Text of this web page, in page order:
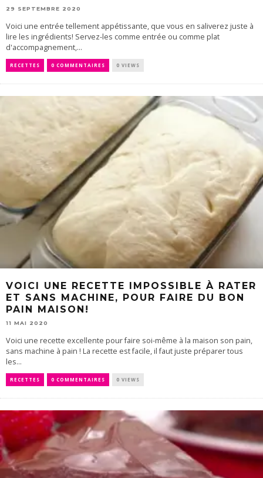
29 SEPTEMBRE 2020
Voici une entrée tellement appétissante, que vous en saliverez juste à
lire les ingrédients! Servez-les comme entrée ou comme plat
d'accompagnement,...
RECETTES 0 COMMENTAIRES 0 VIEWS
VOICI UNE RECETTE IMPOSSIBLE À RATER
ET SANS MACHINE, POUR FAIRE DU BON
PAIN MAISON!
11 MAI 2020
Voici une recette excellente pour faire soi-même à la maison son pain,
sans machine à pain ! La recette est facile, il faut juste préparer tous
les...
RECETTES 0 COMMENTAIRES 0 VIEWS